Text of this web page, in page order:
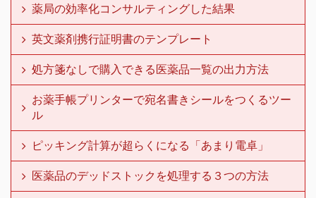
薬局の効率化コンサルティングした結果
英文薬剤携行証明書のテンプレート
処方箋なしで購入できる医薬品一覧の出力方法
お薬手帳プリンターで宛名書きシールをつくるツー
ル
ピッキング計算が超らくになる「あまり電卓」
医薬品のデッドストックを処理する３つの方法